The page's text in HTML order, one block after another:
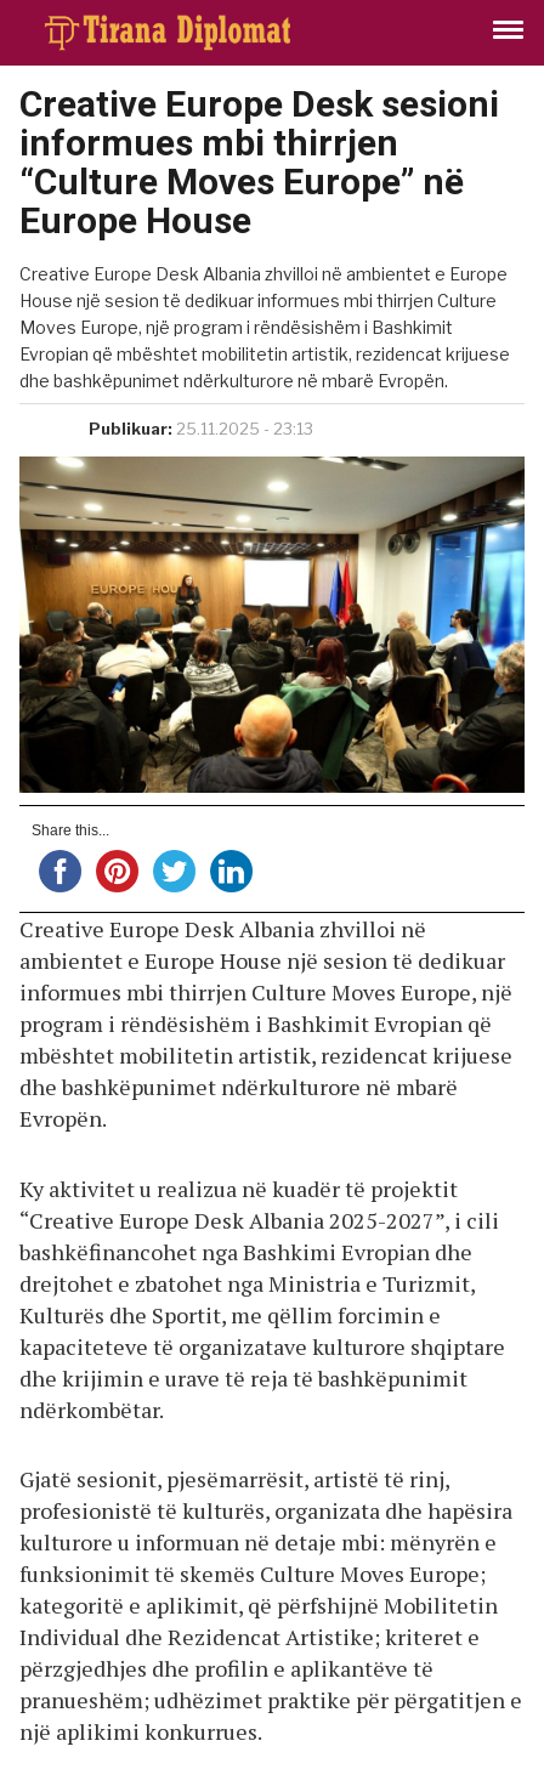
Creative Europe Desk sesioni
informues mbi thirrjen
“Culture Moves Europe” në
Europe House
Creative Europe Desk Albania zhvilloi në ambientet e Europe
House një sesion të dedikuar informues mbi thirrjen Culture
Moves Europe, një program i rëndësishëm i Bashkimit
Evropian që mbështet mobilitetin artistik, rezidencat krijuese
dhe bashkëpunimet ndërkulturore në mbarë Evropën.
Publikuar: 25.11.2025 - 23:13
Share this...
Creative Europe Desk Albania zhvilloi në
ambientet e Europe House një sesion të dedikuar
informues mbi thirrjen Culture Moves Europe, një
program i rëndësishëm i Bashkimit Evropian që
mbështet mobilitetin artistik, rezidencat krijuese
dhe bashkëpunimet ndërkulturore në mbarë
Evropën.
Ky aktivitet u realizua në kuadër të projektit
“Creative Europe Desk Albania 2025-2027”, i cili
bashkëfinancohet nga Bashkimi Evropian dhe
drejtohet e zbatohet nga Ministria e Turizmit,
Kulturës dhe Sportit, me qëllim forcimin e
kapaciteteve të organizatave kulturore shqiptare
dhe krijimin e urave të reja të bashkëpunimit
ndërkombëtar.
Gjatë sesionit, pjesëmarrësit, artistë të rinj,
profesionistë të kulturës, organizata dhe hapësira
kulturore u informuan në detaje mbi: mënyrën e
funksionimit të skemës Culture Moves Europe;
kategoritë e aplikimit, që përfshijnë Mobilitetin
Individual dhe Rezidencat Artistike; kriteret e
përzgjedhjes dhe profilin e aplikantëve të
pranueshëm; udhëzimet praktike për përgatitjen e
një aplikimi konkurrues.